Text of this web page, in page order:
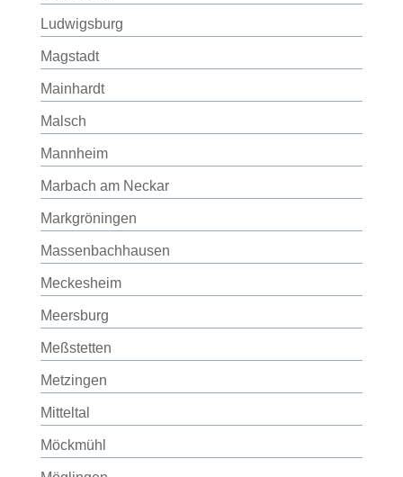
Ludwigsburg
Magstadt
Mainhardt
Malsch
Mannheim
Marbach am Neckar
Markgröningen
Massenbachhausen
Meckesheim
Meersburg
Meßstetten
Metzingen
Mitteltal
Möckmühl